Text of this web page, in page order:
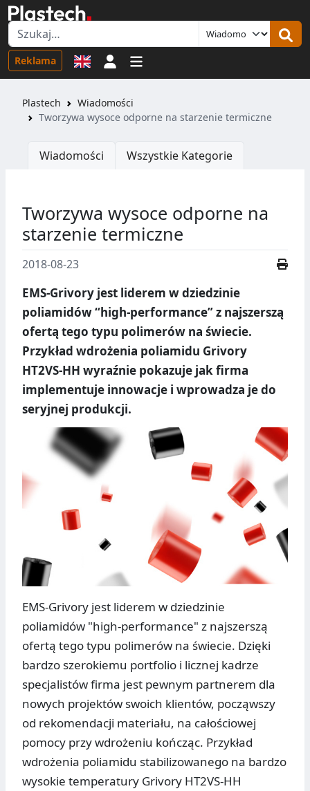
Reklama Logowanie
Plastech
Wiadomości
Tworzywa wysoce odporne na starzenie termiczne
Wiadomości Wszystkie Kategorie
Tworzywa wysoce odporne na
starzenie termiczne
2018-08-23
EMS-Grivory jest liderem w dziedzinie
poliamidów “high-performance” z najszerszą
ofertą tego typu polimerów na świecie.
Przykład wdrożenia poliamidu Grivory
HT2VS-HH wyraźnie pokazuje jak firma
implementuje innowacje i wprowadza je do
seryjnej produkcji.
EMS-Grivory jest liderem w dziedzinie
poliamidów "high-performance" z najszerszą
ofertą tego typu polimerów na świecie. Dzięki
bardzo szerokiemu portfolio i licznej kadrze
specjalistów firma jest pewnym partnerem dla
nowych projektów swoich klientów, począwszy
od rekomendacji materiału, na całościowej
pomocy przy wdrożeniu kończąc. Przykład
wdrożenia poliamidu stabilizowanego na bardzo
wysokie temperatury Grivory HT2VS-HH